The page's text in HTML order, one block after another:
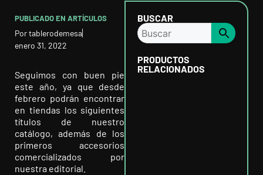
PUBLICADO EN ARTÍCULOS
Portablerodemesa
enero 31, 2022
Seguimos con buen pie
este año, ya que desde
febrero podrán encontrar
en tiendas los siguientes
títulos de nuestro
catálogo, además de los
primeros accesorios
comercializados por
nuestra editorial.
BUSCAR
PRODUCTOS
RELACIONADOS